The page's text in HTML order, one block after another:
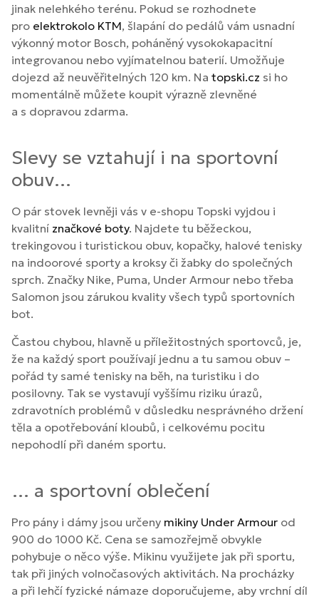
jinak nelehkého terénu. Pokud se rozhodnete
pro elektrokolo KTM, šlapání do pedálů vám usnadní
výkonný motor Bosch, poháněný vysokokapacitní
integrovanou nebo vyjímatelnou baterií. Umožňuje
dojezd až neuvěřitelných 120 km. Na topski.cz si ho
momentálně můžete koupit výrazně zlevněné
a s dopravou zdarma.
Slevy se vztahují i na sportovní
obuv…
O pár stovek levněji vás v e-shopu Topski vyjdou i
kvalitní značkové boty. Najdete tu běžeckou,
trekingovou i turistickou obuv, kopačky, halové tenisky
na indoorové sporty a kroksy či žabky do společných
sprch. Značky Nike, Puma, Under Armour nebo třeba
Salomon jsou zárukou kvality všech typů sportovních
bot.
Častou chybou, hlavně u příležitostných sportovců, je,
že na každý sport používají jednu a tu samou obuv –
pořád ty samé tenisky na běh, na turistiku i do
posilovny. Tak se vystavují vyššímu riziku úrazů,
zdravotních problémů v důsledku nesprávného držení
těla a opotřebování kloubů, i celkovému pocitu
nepohodlí při daném sportu.
… a sportovní oblečení
Pro pány i dámy jsou určeny mikiny Under Armour od
900 do 1000 Kč. Cena se samozřejmě obvykle
pohybuje o něco výše. Mikinu využijete jak při sportu,
tak při jiných volnočasových aktivitách. Na procházky
a při lehčí fyzické námaze doporučujeme, aby vrchní díl